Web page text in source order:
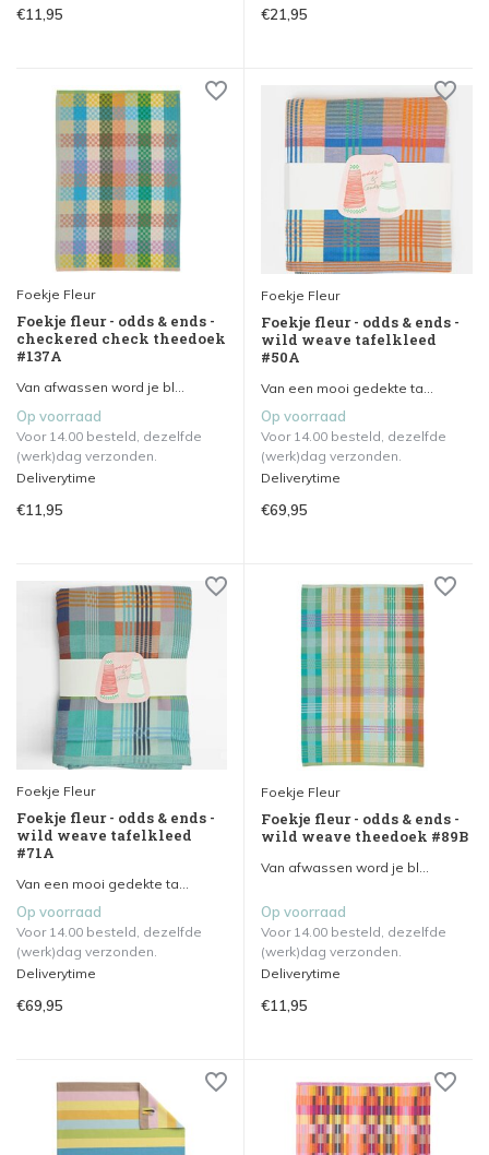
€11,95 €21,95
Foekje Fleur
Foekje fleur - odds & ends -
checkered check theedoek
#137A
Van afwassen word je bl...
Op voorraad
Voor 14.00 besteld, dezelfde
(werk)dag verzonden.
Deliverytime
€11,95
Foekje Fleur
Foekje fleur - odds & ends -
wild weave tafelkleed
#50A
Van een mooi gedekte ta...
Op voorraad
Voor 14.00 besteld, dezelfde
(werk)dag verzonden.
Deliverytime
€69,95
Foekje Fleur
Foekje fleur - odds & ends -
wild weave tafelkleed
#71A
Van een mooi gedekte ta...
Op voorraad
Voor 14.00 besteld, dezelfde
(werk)dag verzonden.
Deliverytime
€69,95
Foekje Fleur
Foekje fleur - odds & ends -
wild weave theedoek #89B
Van afwassen word je bl...
Op voorraad
Voor 14.00 besteld, dezelfde
(werk)dag verzonden.
Deliverytime
€11,95